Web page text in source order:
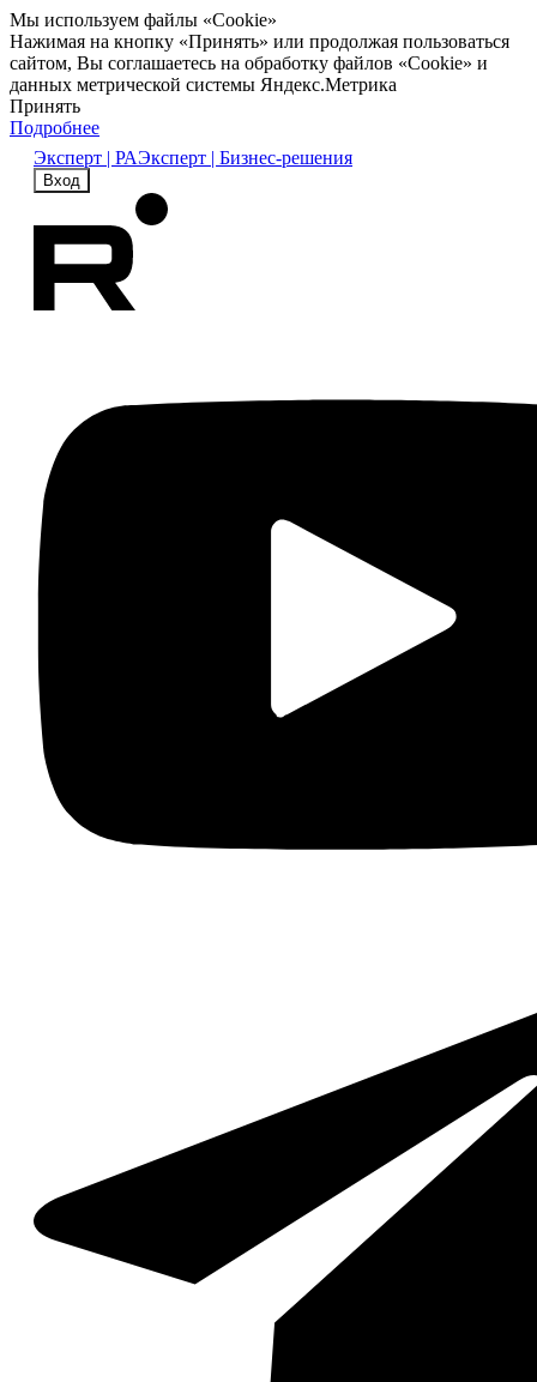
Мы используем файлы «Cookie»
Нажимая на кнопку «Принять» или продолжая пользоваться
сайтом, Вы соглашаетесь на обработку файлов «Cookie» и
данных метрической системы Яндекс.Метрика
Принять
Подробнее
Эксперт | РАЭксперт | Бизнес-решения
Вход